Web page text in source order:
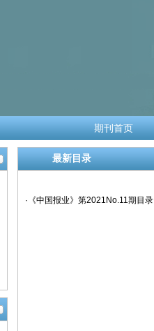
期刊首页
最新目录
·《中国报业》第2021No.11期目录